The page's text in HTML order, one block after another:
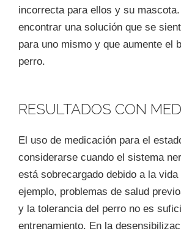
incorrecta para ellos y su
encontrar una solución que se
para uno mismo y que aumente el
perro.
RESULTADOS CON
El uso de medicación para el
considerarse cuando el sistema
está sobrecargado debido a la
ejemplo, problemas de salud
y la tolerancia del perro no es
entrenamiento. En la